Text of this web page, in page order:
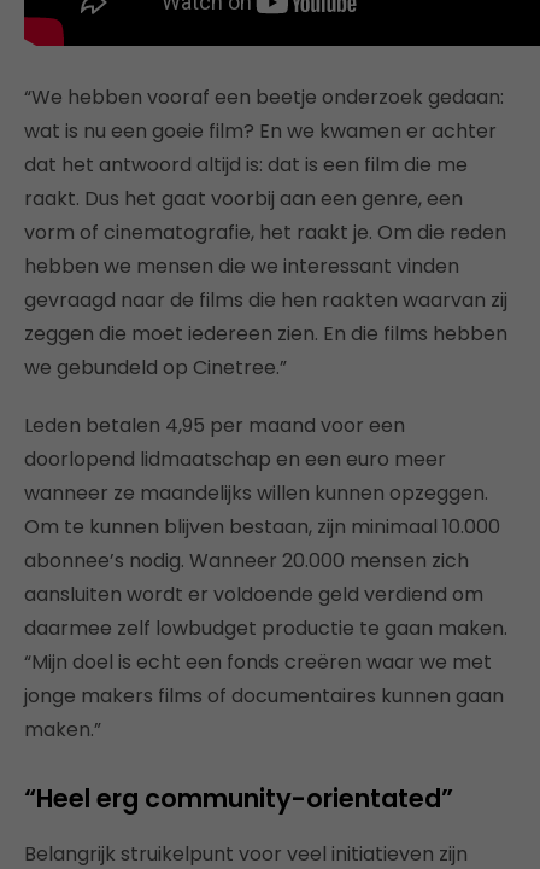
“We hebben vooraf een beetje onderzoek gedaan:
wat is nu een goeie film? En we kwamen er achter
dat het antwoord altijd is: dat is een film die me
raakt. Dus het gaat voorbij aan een genre, een
vorm of cinematografie, het raakt je. Om die reden
hebben we mensen die we interessant vinden
gevraagd naar de films die hen raakten waarvan zij
zeggen die moet iedereen zien. En die films hebben
we gebundeld op Cinetree.”
Leden betalen 4,95 per maand voor een
doorlopend lidmaatschap en een euro meer
wanneer ze maandelijks willen kunnen opzeggen.
Om te kunnen blijven bestaan, zijn minimaal 10.000
abonnee’s nodig. Wanneer 20.000 mensen zich
aansluiten wordt er voldoende geld verdiend om
daarmee zelf lowbudget productie te gaan maken.
“Mijn doel is echt een fonds creëren waar we met
jonge makers films of documentaires kunnen gaan
maken.”
“Heel erg community-orientated”
Belangrijk struikelpunt voor veel initiatieven zijn